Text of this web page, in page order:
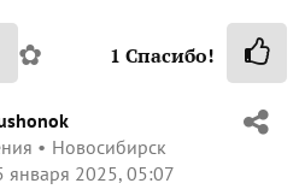
✿ 1 Спасибо!
Новосибирск
января 2025, 05:07